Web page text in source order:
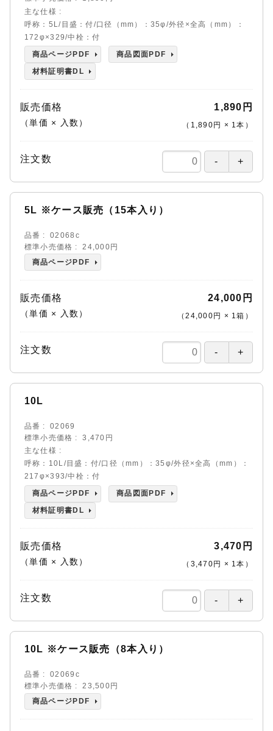
主な仕様
呼称：5L/目盛：付/口径（mm）：35φ/外径×全高（mm）：
172φ×329/中栓：付
商品ページPDF
商品図面PDF
材料証明書DL
販売価格
（単価 × 入数）
1,890円
（ 1,890円 × 1本 ）
注文数
5L ※ケース販売（15本入り）
品番
02068c
標準小売価格
24,000円
商品ページPDF
販売価格
（単価 × 入数）
24,000円
（24,000円 × 1箱 ）
注文数
10L
品番
02069
標準小売価格
3,470円
主な仕様
呼称：10L/目盛：付/口径（mm）：35φ/外径×全高（mm）：
217φ×393/中栓：付
商品ページPDF
商品図面PDF
材料証明書DL
販売価格
（単価 × 入数）
3,470円
（ 3,470円 × 1本 ）
注文数
10L ※ケース販売（8本入り）
品番
02069c
標準小売価格
23,500円
商品ページPDF